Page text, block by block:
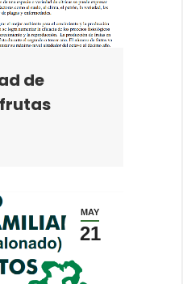
de
MAY
21